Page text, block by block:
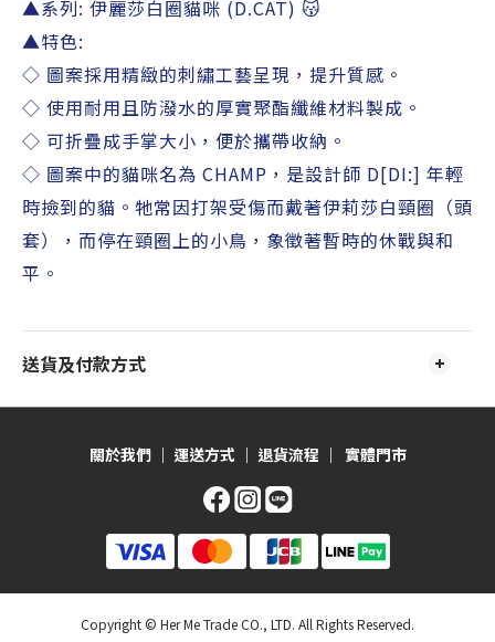
▲系列: 伊麗莎白圈貓咪 (D.CAT) 😽
▲特色:
◇ 圖案採用精緻的刺繡工藝呈現，提升質感。
◇ 使用耐用且防潑水的厚實聚酯纖維材料製成。
◇ 可折疊成手掌大小，便於攜帶收納。
◇ 圖案中的貓咪名為 CHAMP，是設計師 D[DI:] 年輕
時撿到的貓。牠常因打架受傷而戴著伊莉莎白頸圈（頭
套），而停在頸圈上的小鳥，象徵著暫時的休戰與和
平。
送貨及付款方式
關於我們｜ 運送方式｜ 退貨流程 ｜ 實體門市
Copyright © Her Me Trade CO., LTD. All Rights Reserved.